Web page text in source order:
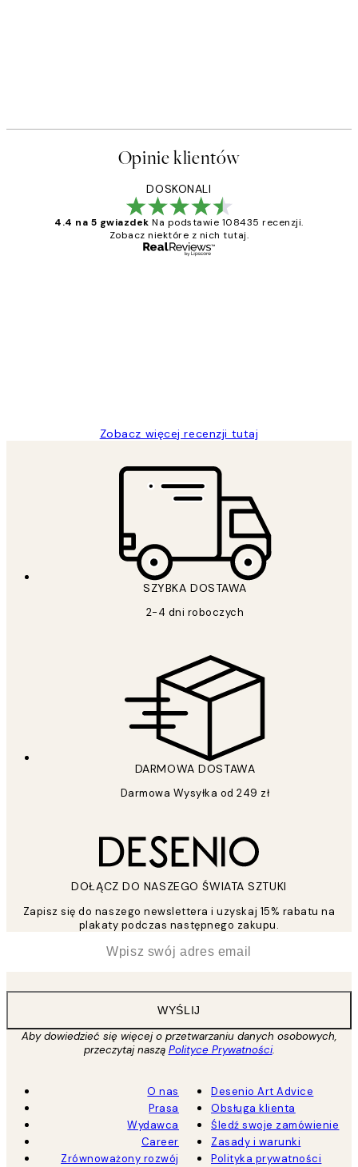
Opinie klientów
DOSKONALI
4.4 na 5 gwiazdek Na podstawie 108435 recenzji.
Zobacz niektóre z nich tutaj.
Zobacz więcej recenzji tutaj
SZYBKA DOSTAWA
2-4 dni roboczych
DARMOWA DOSTAWA
Darmowa Wysyłka od 249 zł
DOŁĄCZ DO NASZEGO ŚWIATA SZTUKI
Zapisz się do naszego newslettera i uzyskaj 15% rabatu na
plakaty podczas następnego zakupu.
WYŚLIJ
Aby dowiedzieć się więcej o przetwarzaniu danych osobowych,
przeczytaj naszą Polityce Prywatności.
O nas
Prasa
Wydawca
Career
Zrównoważony rozwój
Desenio Art Advice
Obsługa klienta
Śledź swoje zamówienie
Zasady i warunki
Polityka prywatności